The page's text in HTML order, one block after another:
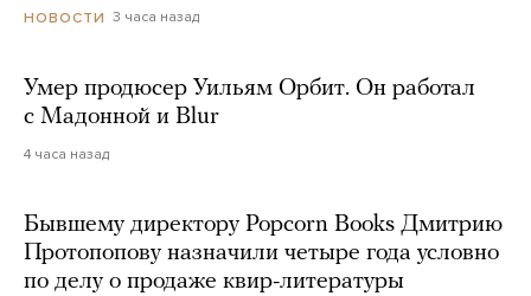
НОВОСТИ 3 часа назад
Умер продюсер Уильям Орбит. Он работал
с Мадонной и Blur
4 часа назад
Бывшему директору Popcorn Books Дмитрию
Протопопову назначили четыре года условно
по делу о продаже квир-литературы